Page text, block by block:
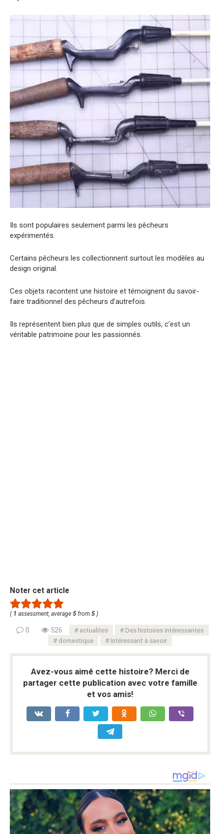
Ils sont populaires seulement parmi les pêcheurs
expérimentés.
Certains pêcheurs les collectionnent surtout les modèles au
design original.
Ces objets racontent une histoire et témoignent du savoir-
faire traditionnel des pêcheurs d’autrefois.
Ils représentent bien plus que de simples outils, c’est un
véritable patrimoine pour les passionnés.
Noter cet article
( 1 assessment, average 5 from 5 )
0 526 actualites
Des histoires intéressantes
domestique
Intéressant à savoir
Avez-vous aimé cette histoire? Merci de
partager cette publication avec votre famille
et vos amis!